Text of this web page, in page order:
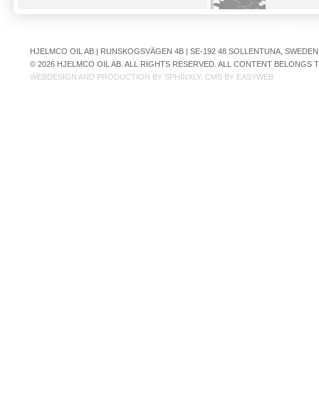
HJELMCO OIL AB | RUNSKOGSVÄGEN 4B | SE-192 48 SOLLENTUNA,
© 2026 HJELMCO OIL AB. ALL RIGHTS RESERVED. ALL CONTENT
WEBDESIGN AND PRODUCTION BY SPHINXLY. CMS BY EASYWEB